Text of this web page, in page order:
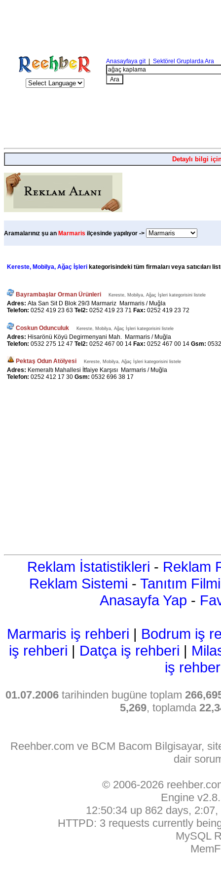
Anasayfaya git| Sektörel Gruplarda Ara
Detaylı bilgi
Aramalarınız şu an Marmaris ilçesinde yapılıyor ->
Kereste, Mobilya, Ağaç İşleri kategorisindeki tüm firmaları veya satıcıları
Bayrambaşlar Orman Ürünleri Kereste, Mobilya, Ağaç İşleri kategorisini listele
Adres: Ata San Sit D Blok 29/3 Marmariz Marmaris / Muğla
Telefon: 0252 419 23 63 Tel2: 0252 419 23 71 Fax: 0252 419 23 72
Coskun Odunculuk Kereste, Mobilya, Ağaç İşleri kategorisini listele
Adres: Hisarönü Köyü Degirmenyani Mah. Marmaris / Muğla
Telefon: 0532 275 12 47 Tel2: 0252 467 00 14 Fax: 0252 467 00 14 Gsm:
Pektaş Odun Atölyesi Kereste, Mobilya, Ağaç İşleri kategorisini listele
Adres: Kemeraltı Mahallesi İtfaiye Karşısı Marmaris / Muğla
Telefon: 0252 412 17 30 Gsm: 0532 696 38 17
Reklam İstatistikleri - Reklam
Reklam Sistemi - Tanıtım Filmi
Anasayfa Yap -
Marmaris iş rehberi | Bodrum iş
iş rehberi | Datça iş rehberi |
iş
01.07.2006 tarihinden bugüne toplam
5,269, toplamda
Reehber.com ve BCM Bacom Bilgisayar,
dair
© 2006-2026
Engine
12:50:34 up 862 days,
HTTPD: 3 requests currently
MySQL